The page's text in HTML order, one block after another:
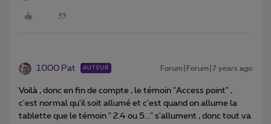
1000 Pat AUTEUR Forum|Forum|7 years ago
Voilà , donc en fin de compte , le témoin "Access point" ,
c'est normal qu'il soit allumé et c'est quand on allume la
tablette que le témoin " 2.4 ou 5..." s'allument , donc tout va